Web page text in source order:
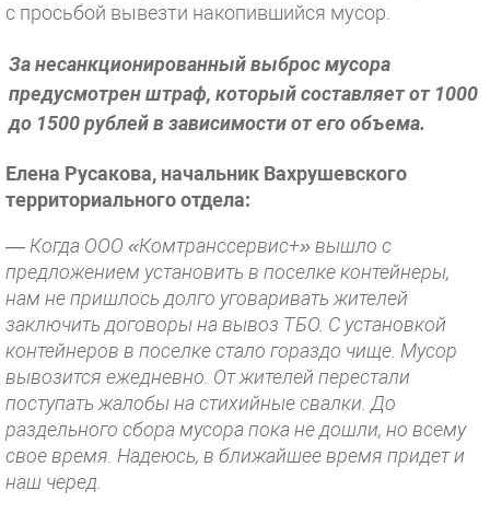
с просьбой вывезти накопившийся мусор.
За несанкционированный выброс мусора
предусмотрен штраф, который составляет от 1000
до 1500 рублей в зависимости от его объема.
Елена Русакова, начальник Вахрушевского
территориального отдела:
— Когда ООО «Комтранссервис+» вышло с
предложением установить в поселке контейнеры,
нам не пришлось долго уговаривать жителей
заключить договоры на вывоз ТБО. С установкой
контейнеров в поселке стало гораздо чище. Мусор
вывозится ежедневно. От жителей перестали
поступать жалобы на стихийные свалки. До
раздельного сбора мусора пока не дошли, но всему
свое время. Надеюсь, в ближайшее время придет и
наш черед.